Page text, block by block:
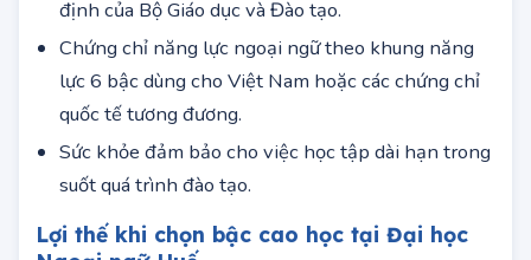
Bằng đại học ngành đúng hoặc phù hợp theo quy
định của Bộ Giáo dục và Đào tạo.
Chứng chỉ năng lực ngoại ngữ theo khung năng
lực 6 bậc dùng cho Việt Nam hoặc các chứng chỉ
quốc tế tương đương.
Sức khỏe đảm bảo cho việc học tập dài hạn trong
suốt quá trình đào tạo.